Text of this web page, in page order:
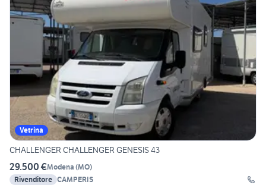
Vetrina
CHALLENGER CHALLENGER GENESIS 43
29.500 €Modena (MO)
Rivenditore CAMPERIS